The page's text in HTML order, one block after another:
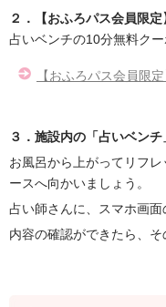
２．【おふろパス会員限
占いベンチの10分無料ク
【おふろパス会員限
３．施設内の「占いベンチ
お風呂から上がってリフ
ースへ向かいましょう。
占い師さんに、スマホ画面
内容の確認ができたら、そ